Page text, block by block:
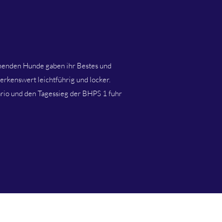
Hunde gaben ihr Bestes und
leichtführig und locker.
und den Tagessieg der BHPS 1 fuhr